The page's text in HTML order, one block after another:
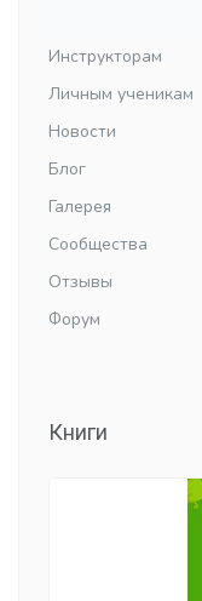
Инструкторам
Личным ученикам
Новости
Блог
Галерея
Сообщества
Отзывы
Форум
Книги